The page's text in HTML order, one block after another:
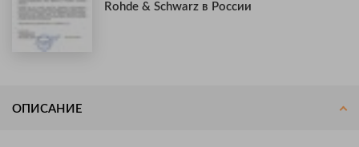
Rohde & Schwarz в России
ОПИСАНИЕ